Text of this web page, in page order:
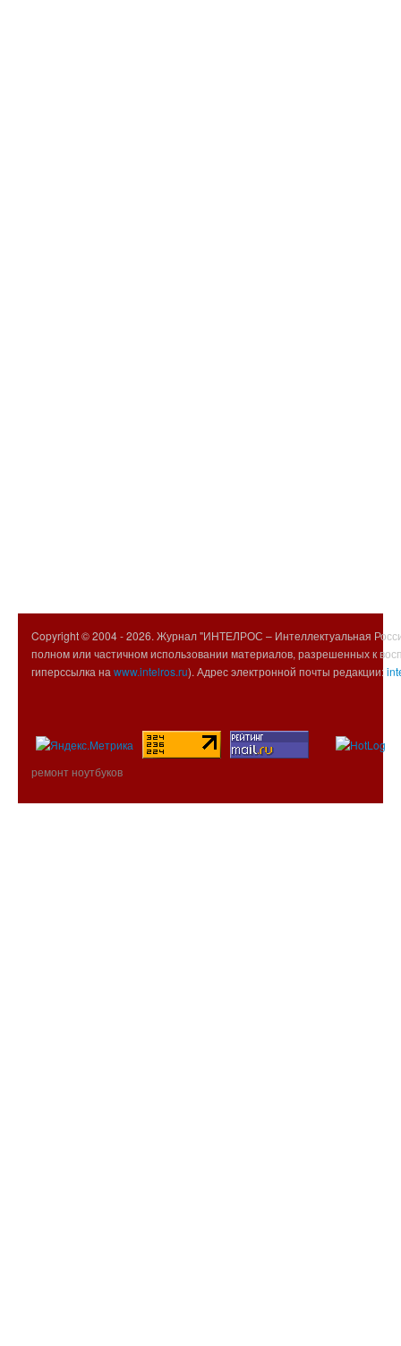
Copyright © 2004 -2026. Журнал "ИНТЕЛРОС – Интеллектуальная
полном или частичном использовании материалов, разрешенных к
гиперссылка на www.intelros.ru). Адрес электронной почты редакции:
ремонт ноутбуков